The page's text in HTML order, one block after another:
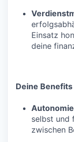
Einsatz
deine
Deine Benefits
selbst und
zwischen